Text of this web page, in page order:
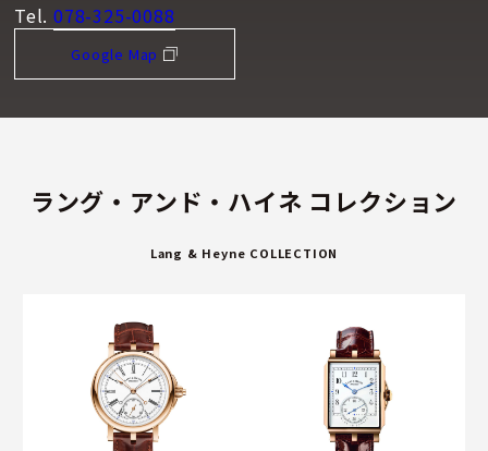
Tel. 078-325-0088
Google Map
ラング・アンド・ハイネ コレクション
Lang & Heyne COLLECTION